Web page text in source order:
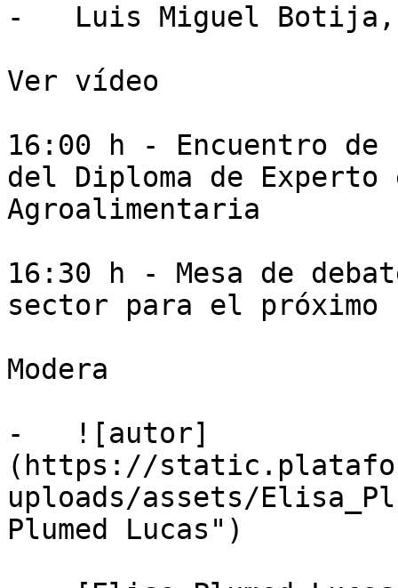
-   Luis Miguel Botija,
Ver vídeo
16:00 h - Encuentro de
del Diploma de Experto
Agroalimentaria
16:30 h - Mesa de
sector para el próximo
Modera
-   ![autor]
(https://
uploads/assets/
Plumed Lucas")